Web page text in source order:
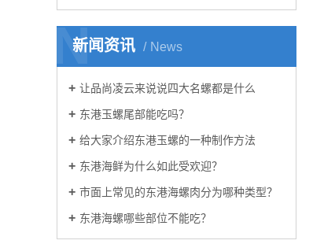
新闻资讯 News
N
让品尚凌云来说说四大名螺都是什么
东港玉螺尾部能吃吗？
给大家介绍东港玉螺的一种制作方法
东港海鲜为什么如此受欢迎？
市面上常见的东港海螺肉分为哪种类型？
东港海螺哪些部位不能吃？